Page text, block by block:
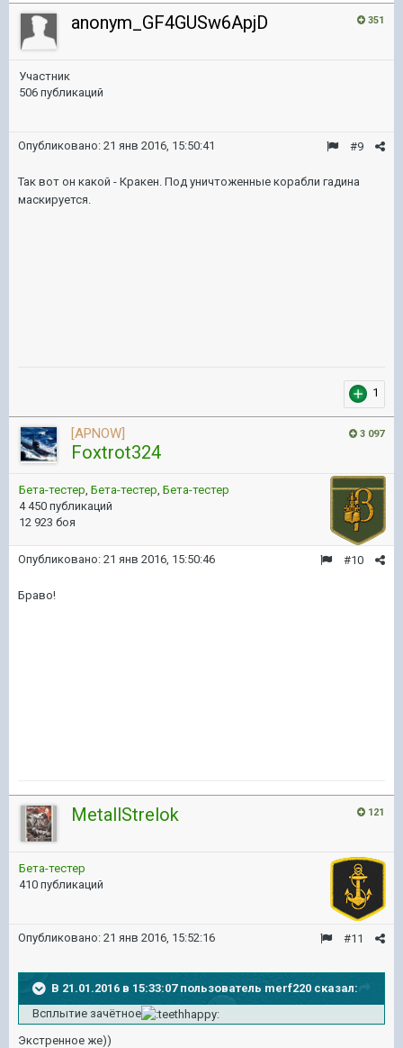
351
anonym_GF4GUSw6ApjD
Участник
506 публикаций
#9
Опубликовано: 21 янв 2016, 15:50:41
Так вот он какой - Кракен. Под уничтоженные корабли гадина
маскируется.
1
3 097
[APNOW]
Foxtrot324
Бета-тестер, Бета-тестер, Бета-тестер
4 450 публикаций
12 923 боя
#10
Опубликовано: 21 янв 2016, 15:50:46
Браво!
121
MetallStrelok
Бета-тестер
410 публикаций
#11
Опубликовано: 21 янв 2016, 15:52:16
В 21.01.2016 в 15:33:07 пользователь merf220 сказал:
Всплытие зачётное
Экстренное же))